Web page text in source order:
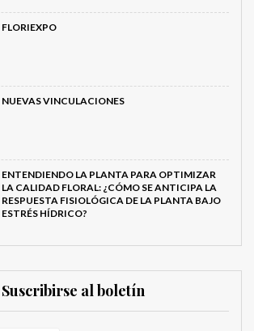
FLORIEXPO
NUEVAS VINCULACIONES
ENTENDIENDO LA PLANTA PARA OPTIMIZAR
LA CALIDAD FLORAL: ¿CÓMO SE ANTICIPA LA
RESPUESTA FISIOLÓGICA DE LA PLANTA BAJO
ESTRÉS HÍDRICO?
Suscribirse al boletín